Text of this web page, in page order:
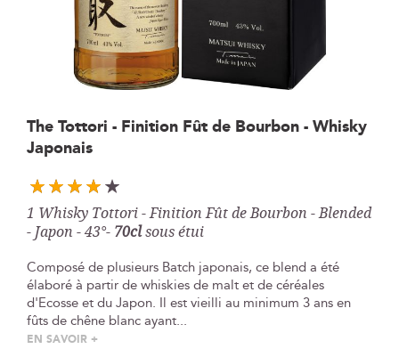
Skip
to
the
beginning
of
the
images
The Tottori - Finition Fût de Bourbon - Whisky
Japonais
1 Whisky Tottori - Finition Fût de Bourbon - Blended
- Japon - 43°- 70clsous étui
Composé de plusieurs Batch japonais, ce blend a été
élaboré à partir de whiskies de malt et de céréales
d'Ecosse et du Japon. Il est vieilli au minimum 3 ans en
fûts de chêne blanc ayant...
EN SAVOIR +